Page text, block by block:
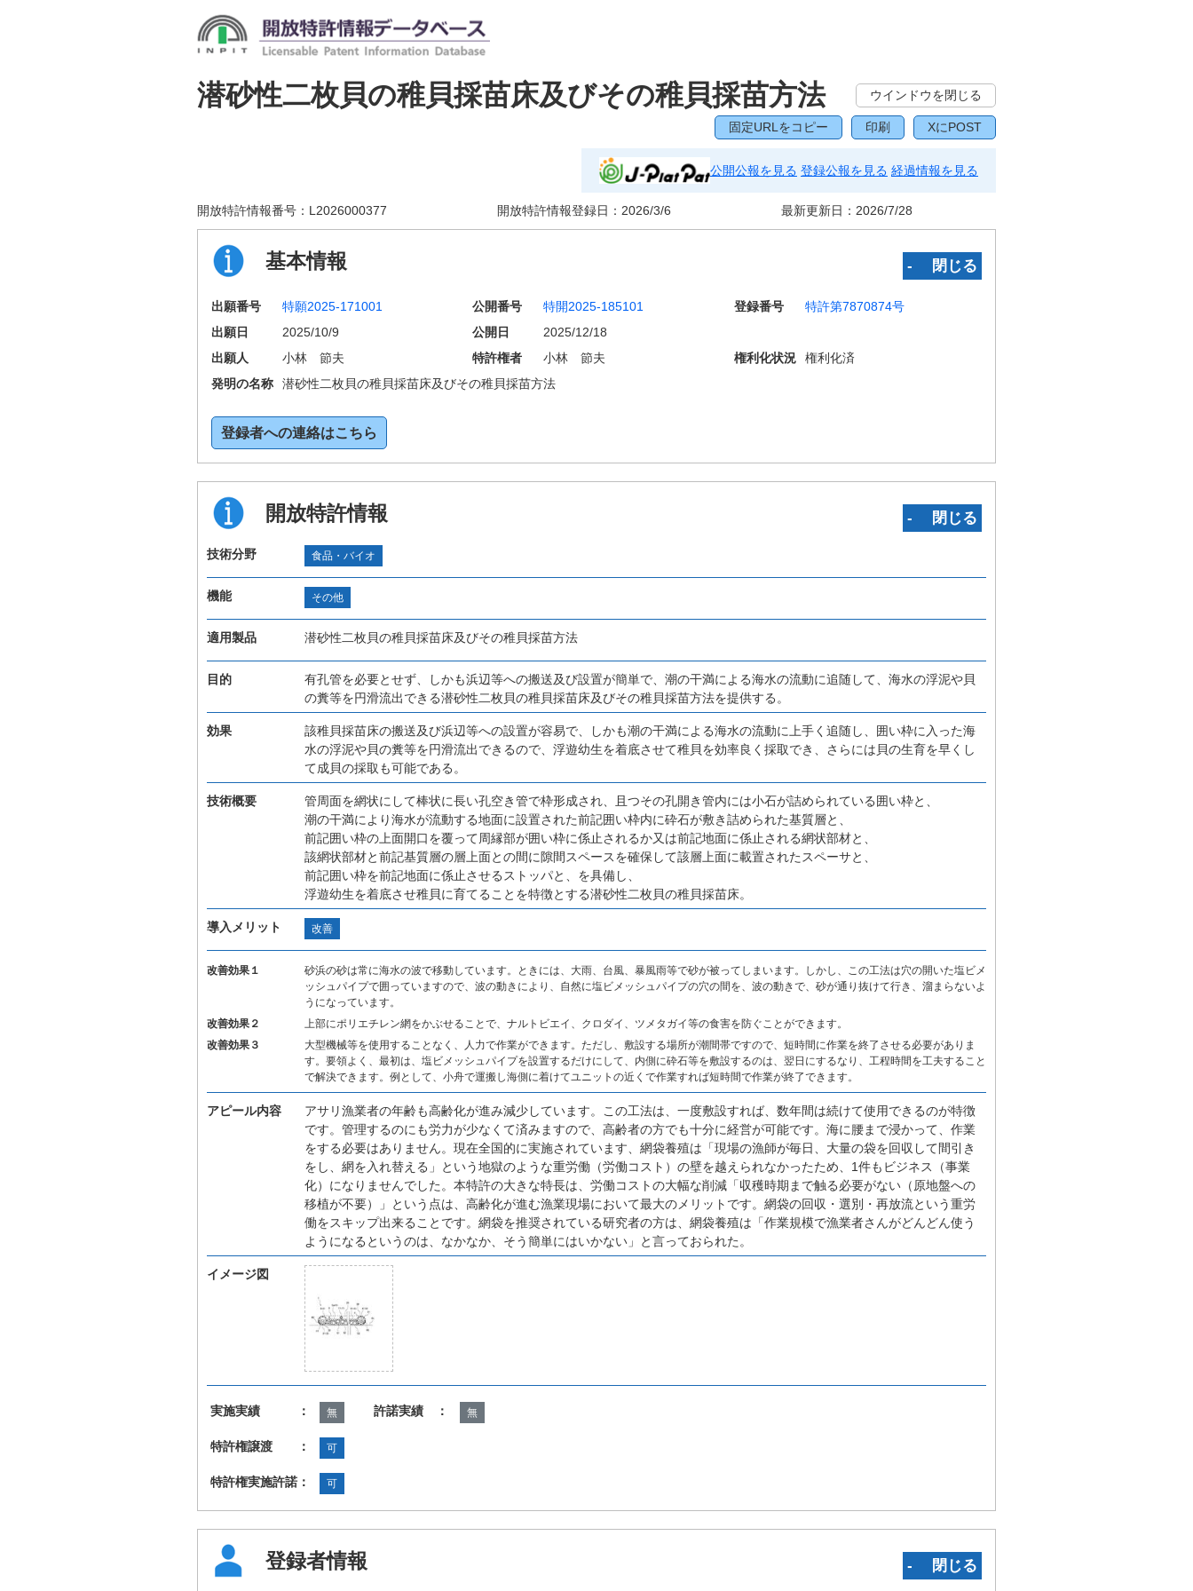
潜砂性二枚貝の稚貝採苗床及びその稚貝採苗方法 ウインドウを閉じる
固定URLをコピー 印刷 XにPOST
公開公報を見る 登録公報を見る 経過情報を見る
開放特許情報番号： L2026000377 開放特許情報登録日： 2026/3/6 最新更新日： 2026/7/28
基本情報 ‐ 閉じる
出願番号 特願2025-171001 公開番号 特開2025-185101 登録番号
特許第7870874号
出願日
2025/10/9 公開日
2025/12/18
出願人
小林 節夫 特許権者 小林 節夫 権利化状況
権利化済
発明の名称
潜砂性二枚貝の稚貝採苗床及びその稚貝採苗方法
登録者への連絡はこちら
開放特許情報 ‐ 閉じる
技術分野 食品・バイオ
機能 その他
適用製品 潜砂性二枚貝の稚貝採苗床及びその稚貝採苗方法
目的
有孔管を必要とせず、しかも浜辺等への搬送及び設置が簡単で、潮の干満による海水の流動に追随して、海水の浮泥や貝
の糞等を円滑流出できる潜砂性二枚貝の稚貝採苗床及びその稚貝採苗方法を提供する。
効果
該稚貝採苗床の搬送及び浜辺等への設置が容易で、しかも潮の干満による海水の流動に上手く追随し、囲い枠に入った海
水の浮泥や貝の糞等を円滑流出できるので、浮遊幼生を着底させて稚貝を効率良く採取でき、さらには貝の生育を早くし
て成貝の採取も可能である。
技術概要
管周面を網状にして棒状に長い孔空き管で枠形成され、且つその孔開き管内には小石が詰められている囲い枠と、
潮の干満により海水が流動する地面に設置された前記囲い枠内に砕石が敷き詰められた基質層と、
前記囲い枠の上面開口を覆って周縁部が囲い枠に係止されるか又は前記地面に係止される網状部材と、
該網状部材と前記基質層の層上面との間に隙間スペースを確保して該層上面に載置されたスペーサと、
前記囲い枠を前記地面に係止させるストッパと、を具備し、
浮遊幼生を着底させ稚貝に育てることを特徴とする潜砂性二枚貝の稚貝採苗床。
導入メリット 改善
改善効果１
砂浜の砂は常に海水の波で移動しています。ときには、大雨、台風、暴風雨等で砂が被ってしまいます。しかし、この工法は穴の開いた塩ビメ
ッシュパイプで囲っていますので、波の動きにより、自然に塩ビメッシュパイプの穴の間を、波の動きで、砂が通り抜けて行き、溜まらないよ
うになっています。
改善効果２
上部にポリエチレン網をかぶせることで、ナルトビエイ、クロダイ、ツメタガイ等の食害を防ぐことができます。
改善効果３
大型機械等を使用することなく、人力で作業ができます。ただし、敷設する場所が潮間帯ですので、短時間に作業を終了させる必要がありま
す。要領よく、最初は、塩ビメッシュパイプを設置するだけにして、内側に砕石等を敷設するのは、翌日にするなり、工程時間を工夫すること
で解決できます。例として、小舟で運搬し海側に着けてユニットの近くで作業すれば短時間で作業が終了できます。
アピール内容
アサリ漁業者の年齢も高齢化が進み減少しています。この工法は、一度敷設すれば、数年間は続けて使用できるのが特徴
です。管理するのにも労力が少なくて済みますので、高齢者の方でも十分に経営が可能です。海に腰まで浸かって、作業
をする必要はありません。現在全国的に実施されています、網袋養殖は「現場の漁師が毎日、大量の袋を回収して間引き
をし、網を入れ替える」という地獄のような重労働（労働コスト）の壁を越えられなかったため、1件もビジネス（事業
化）になりませんでした。本特許の大きな特長は、労働コストの大幅な削減「収穫時期まで触る必要がない（原地盤への
移植が不要）」という点は、高齢化が進む漁業現場において最大のメリットです。網袋の回収・選別・再放流という重労
働をスキップ出来ることです。網袋を推奨されている研究者の方は、網袋養殖は「作業規模で漁業者さんがどんどん使う
ようになるというのは、なかなか、そう簡単にはいかない」と言っておられた。
イメージ図
実施実績 ： 無 許諾実績 ： 無
特許権譲渡 ： 可
特許権実施許諾： 可
登録者情報 ‐ 閉じる